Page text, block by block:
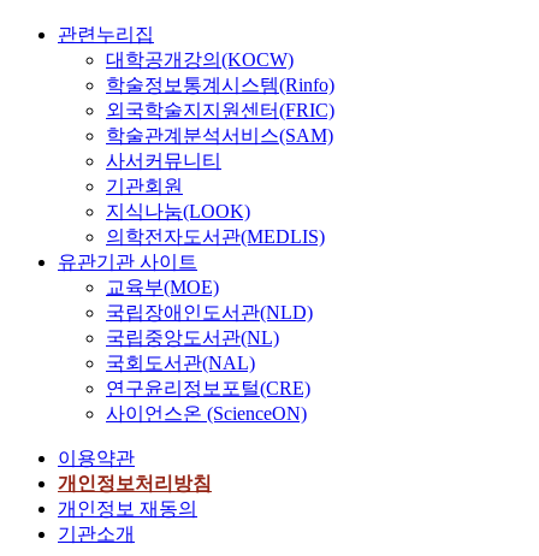
관련누리집
대학공개강의(KOCW)
학술정보통계시스템(Rinfo)
외국학술지지원센터(FRIC)
학술관계분석서비스(SAM)
사서커뮤니티
기관회원
지식나눔(LOOK)
의학전자도서관(MEDLIS)
유관기관 사이트
교육부(MOE)
국립장애인도서관(NLD)
국립중앙도서관(NL)
국회도서관(NAL)
연구윤리정보포털(CRE)
사이언스온 (ScienceON)
이용약관
개인정보처리방침
개인정보 재동의
기관소개